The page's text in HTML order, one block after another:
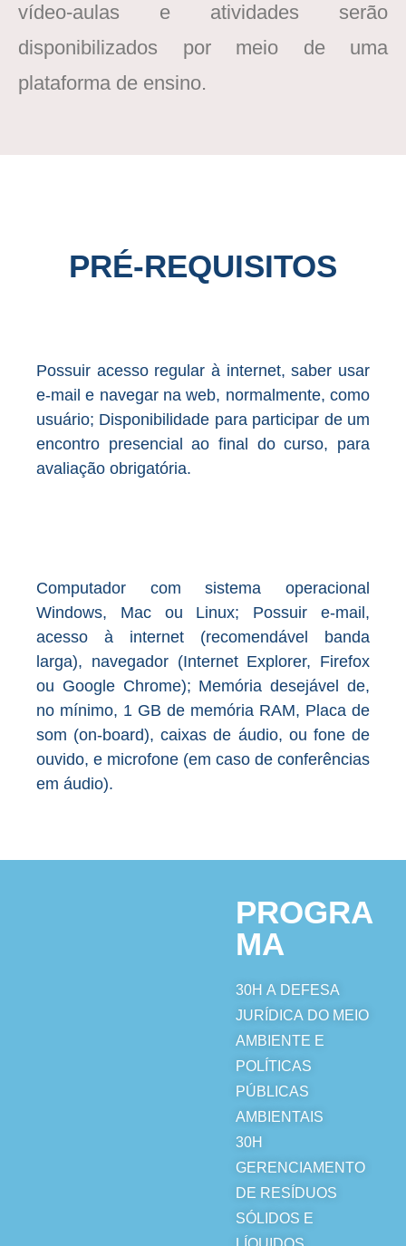
vídeo-aulas e atividades serão
disponibilizados por meio de uma
plataforma de ensino.
PRÉ-REQUISITOS
Possuir acesso regular à internet, saber usar
e-mail e navegar na web, normalmente, como
usuário; Disponibilidade para participar de um
encontro presencial ao final do curso, para
avaliação obrigatória.
Computador com sistema operacional
Windows, Mac ou Linux; Possuir e-mail,
acesso à internet (recomendável banda
larga), navegador (Internet Explorer, Firefox
ou Google Chrome); Memória desejável de,
no mínimo, 1 GB de memória RAM, Placa de
som (on-board), caixas de áudio, ou fone de
ouvido, e microfone (em caso de conferências
em áudio).
PROGRA
MA
30H A DEFESA
JURÍDICA DO MEIO
AMBIENTE E
POLÍTICAS
PÚBLICAS
AMBIENTAIS
30H
GERENCIAMENTO
DE RESÍDUOS
SÓLIDOS E